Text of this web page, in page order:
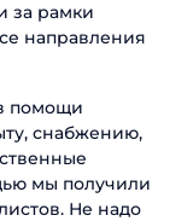
за рамки
направления
помощи
снабжению,
мы получили
Не надо